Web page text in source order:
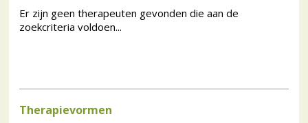
Er zijn geen therapeuten gevonden die aan de
zoekcriteria voldoen...
Therapievormen